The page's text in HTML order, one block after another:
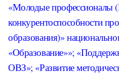
«Молодые профессионалы
конкурентоспособности
образования)»
«Образование»»;
ОВЗ»; «Развитие